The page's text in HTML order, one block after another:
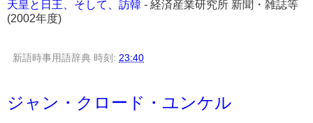
天皇と日王、そして、訪韓 - 経済産業研究所 新聞・雑誌等
(2002年度)
新語時事用語辞典 時刻: 23:40
ジャン・クロード・ユンケル